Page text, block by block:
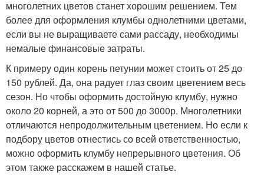
многолетних цветов станет хорошим решением. Тем
более для оформления клумбы однолетними цветами,
если вы не выращиваете сами рассаду, необходимы
немалые финансовые затраты.
К примеру один корень петунии может стоить от 25 до
150 рублей. Да, она радует глаз своим цветением весь
сезон. Но чтобы оформить достойную клумбу, нужно
около 20 корней, а это от 500 до 3000р. Многолетники
отличаются непродолжительным цветением. Но если к
подбору цветов отнестись со всей ответственностью,
можно оформить клумбу непрерывного цветения. Об
этом также расскажем в нашей статье.